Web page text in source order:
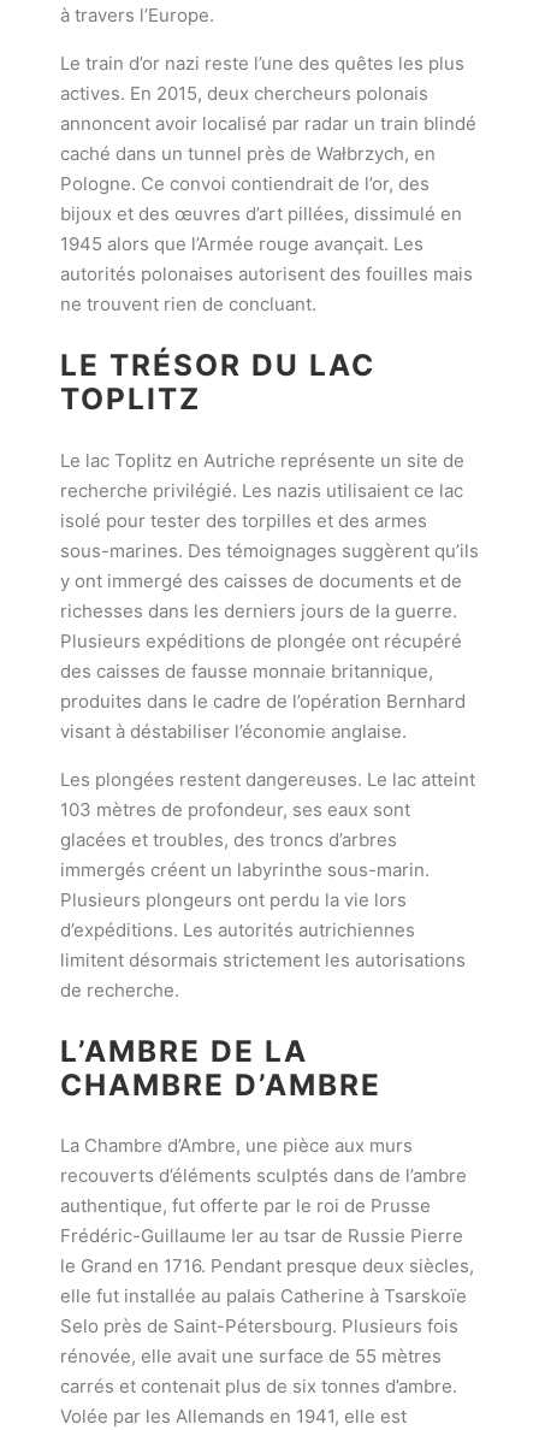
à travers l’Europe.
Le train d’or nazi reste l’une des quêtes les plus
actives. En 2015, deux chercheurs polonais
annoncent avoir localisé par radar un train blindé
caché dans un tunnel près de Wałbrzych, en
Pologne. Ce convoi contiendrait de l’or, des
bijoux et des œuvres d’art pillées, dissimulé en
1945 alors que l’Armée rouge avançait. Les
autorités polonaises autorisent des fouilles mais
ne trouvent rien de concluant.
LE TRÉSOR DU LAC
TOPLITZ
Le lac Toplitz en Autriche représente un site de
recherche privilégié. Les nazis utilisaient ce lac
isolé pour tester des torpilles et des armes
sous-marines. Des témoignages suggèrent qu’ils
y ont immergé des caisses de documents et de
richesses dans les derniers jours de la guerre.
Plusieurs expéditions de plongée ont récupéré
des caisses de fausse monnaie britannique,
produites dans le cadre de l’opération Bernhard
visant à déstabiliser l’économie anglaise.
Les plongées restent dangereuses. Le lac atteint
103 mètres de profondeur, ses eaux sont
glacées et troubles, des troncs d’arbres
immergés créent un labyrinthe sous-marin.
Plusieurs plongeurs ont perdu la vie lors
d’expéditions. Les autorités autrichiennes
limitent désormais strictement les autorisations
de recherche.
L’AMBRE DE LA
CHAMBRE D’AMBRE
La Chambre d’Ambre, une pièce aux murs
recouverts d’éléments sculptés dans de l’ambre
authentique, fut offerte par le roi de Prusse
Frédéric-Guillaume Ier au tsar de Russie Pierre
le Grand en 1716. Pendant presque deux siècles,
elle fut installée au palais Catherine à Tsarskoïe
Selo près de Saint-Pétersbourg. Plusieurs fois
rénovée, elle avait une surface de 55 mètres
carrés et contenait plus de six tonnes d’ambre.
Volée par les Allemands en 1941, elle est